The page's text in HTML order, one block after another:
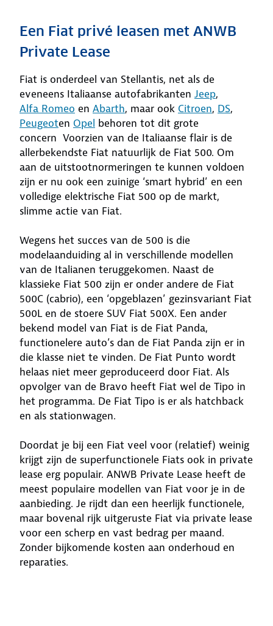
Een Fiat privé leasen met ANWB
Private Lease
Fiat is onderdeel van Stellantis, net als de
eveneens Italiaanse autofabrikanten Jeep,
Alfa Romeo en Abarth, maar ook Citroen, DS,
Peugeoten Opel behoren tot dit grote
concern Voorzien van de Italiaanse flair is de
allerbekendste Fiat natuurlijk de Fiat 500. Om
aan de uitstootnormeringen te kunnen voldoen
zijn er nu ook een zuinige ‘smart hybrid’ en een
volledige elektrische Fiat 500 op de markt,
slimme actie van Fiat.
Wegens het succes van de 500 is die
modelaanduiding al in verschillende modellen
van de Italianen teruggekomen. Naast de
klassieke Fiat 500 zijn er onder andere de Fiat
500C (cabrio), een ‘opgeblazen’ gezinsvariant Fiat
500L en de stoere SUV Fiat 500X. Een ander
bekend model van Fiat is de Fiat Panda,
functionelere auto’s dan de Fiat Panda zijn er in
die klasse niet te vinden. De Fiat Punto wordt
helaas niet meer geproduceerd door Fiat. Als
opvolger van de Bravo heeft Fiat wel de Tipo in
het programma. De Fiat Tipo is er als hatchback
en als stationwagen.
Doordat je bij een Fiat veel voor (relatief) weinig
krijgt zijn de superfunctionele Fiats ook in private
lease erg populair. ANWB Private Lease heeft de
meest populaire modellen van Fiat voor je in de
aanbieding. Je rijdt dan een heerlijk functionele,
maar bovenal rijk uitgeruste Fiat via private lease
voor een scherp en vast bedrag per maand.
Zonder bijkomende kosten aan onderhoud en
reparaties.